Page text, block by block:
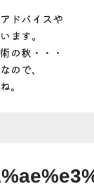
ドバイスや
ます。
の秋・・・
ので、
。